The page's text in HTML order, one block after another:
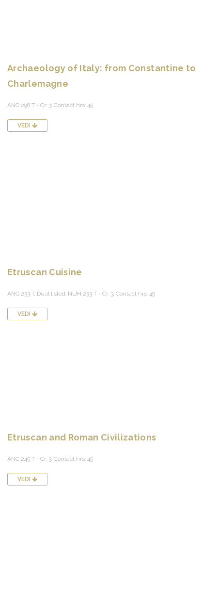
Archaeology of Italy: from Constantine to
Charlemagne
ANC 298 T - Cr: 3; Contact hrs: 45
VEDI
Etruscan Cuisine
ANC 233 T; Dual listed: NUH 233 T - Cr: 3; Contact hrs: 45
VEDI
Etruscan and Roman Civilizations
ANC 245 T - Cr: 3; Contact hrs: 45
VEDI